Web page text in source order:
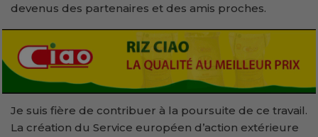
devenus des partenaires et des amis proches.
Je suis fière de contribuer à la poursuite de ce travail.
La création du Service européen d’action extérieure